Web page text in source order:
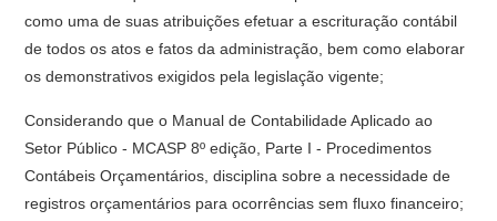
como uma de suas atribuições efetuar a escrituração contábil
de todos os atos e fatos da administração, bem como elaborar
os demonstrativos exigidos pela legislação vigente;
Considerando que o Manual de Contabilidade Aplicado ao
Setor Público - MCASP 8º edição, Parte I - Procedimentos
Contábeis Orçamentários, disciplina sobre a necessidade de
registros orçamentários para ocorrências sem fluxo financeiro;